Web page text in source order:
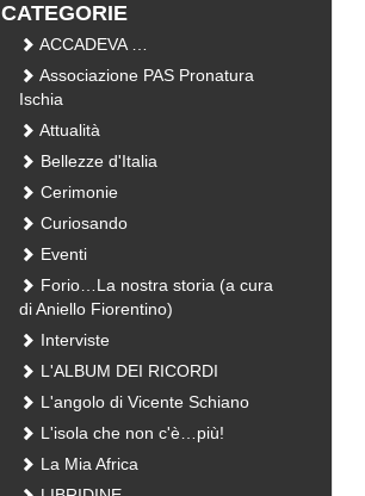
CATEGORIE
ACCADEVA …
Associazione PAS Pronatura
Ischia
Attualità
Bellezze d'Italia
Cerimonie
Curiosando
Eventi
Forio…La nostra storia (a cura
di Aniello Fiorentino)
Interviste
L'ALBUM DEI RICORDI
L'angolo di Vicente Schiano
L'isola che non c'è…più!
La Mia Africa